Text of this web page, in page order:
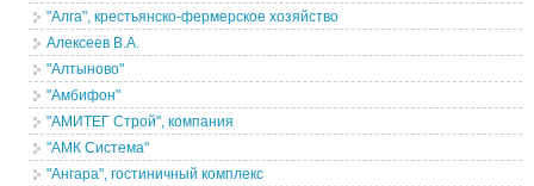
"Алга", крестьянско-фермерское хозяйство
Алексеев В.А.
"Алтыново"
"Амбифон"
"АМИТЕГ Строй", компания
"АМК Система"
"Ангара", гостиничный комплекс